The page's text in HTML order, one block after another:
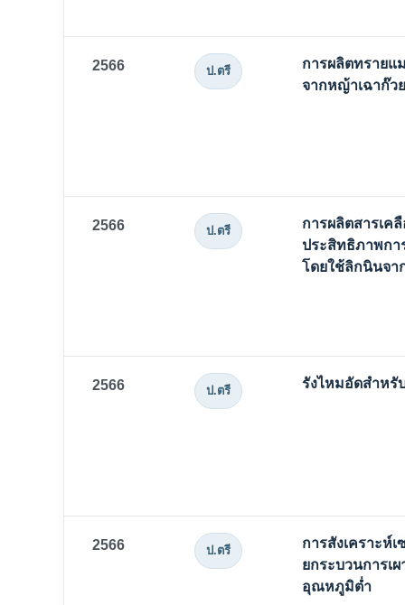
2566 ป.ตรี
การผลิตทรายแ
จากหญ้าเฉาก๊วย
2566 ป.ตรี
การผลิตสารเค
ประสิทธิภาพก
โดยใช้ลิกนินจา
2566 ป.ตรี รังไหมอัดสำหรั
2566 ป.ตรี
การสังเคราะห์
ยกระบวนการเ
อุณหภูมิต่ำ